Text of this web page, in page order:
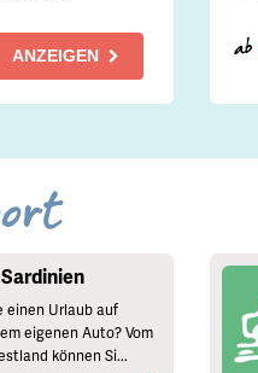
ANZEIGEN ab
einen Urlaub auf
eigenen Auto? Vom
können Si...